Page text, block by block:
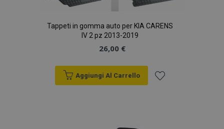
Tappeti in gomma auto per KIA CARENS
IV 2 pz 2013-2019
26,00 €
Aggiungi Al Carrello